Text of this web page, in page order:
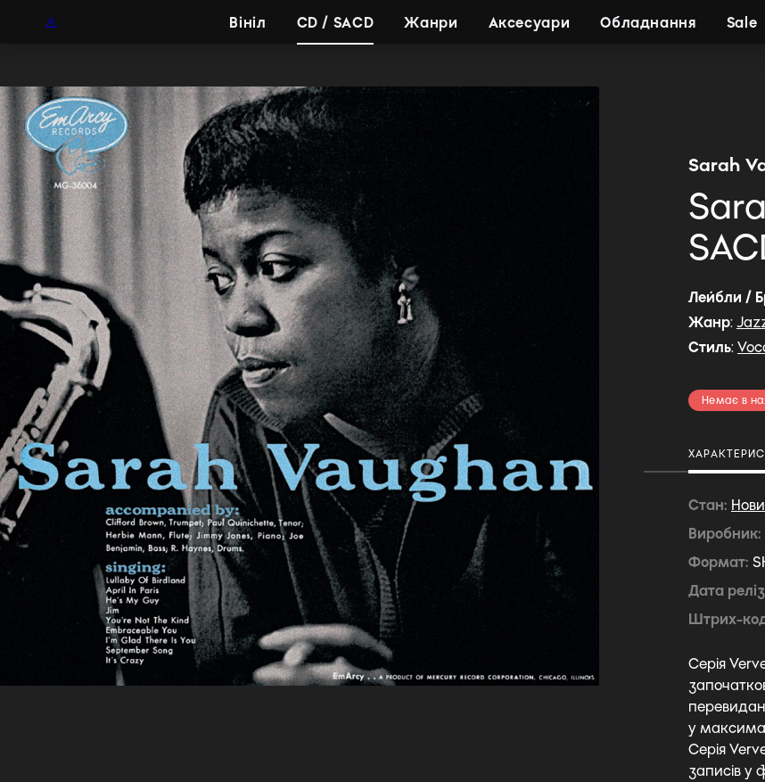
Вініл CD / SACD Жанри Аксесуари Обладнання Sale
Sarah
Лейбли /
Жанр:
Стиль:
Немає в
Стан
Виробник
Формат
Дата
Штрих-
Серія
у
Серія
записів у